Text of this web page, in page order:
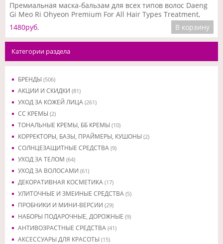
Премиальная маска-бальзам для всех типов волос Daeng
Gi Meo Ri Ohyeon Premium For All Hair Types Treatment,
500 мл
1480руб. В корзину
Категории раздела
БРЕНДЫ (506)
АКЦИИ И СКИДКИ (81)
УХОД ЗА КОЖЕЙ ЛИЦА (261)
CC КРЕМЫ (2)
ТОНАЛЬНЫЕ КРЕМЫ, ББ КРЕМЫ (10)
КОРРЕКТОРЫ, БАЗЫ, ПРАЙМЕРЫ, КУШОНЫ (2)
СОЛНЦЕЗАЩИТНЫЕ СРЕДСТВА (9)
УХОД ЗА ТЕЛОМ (64)
УХОД ЗА ВОЛОСАМИ (61)
ДЕКОРАТИВНАЯ КОСМЕТИКА (17)
УЛИТОЧНЫЕ И ЗМЕИНЫЕ СРЕДСТВА (5)
ПРОБНИКИ И МИНИ-ВЕРСИИ (29)
НАБОРЫ ПОДАРОЧНЫЕ, ДОРОЖНЫЕ (9)
АНТИВОЗРАСТНЫЕ СРЕДСТВА (41)
АКСЕССУАРЫ ДЛЯ КРАСОТЫ (15)